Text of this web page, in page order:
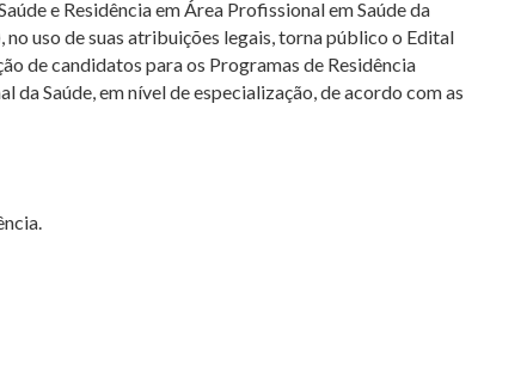
e Residência em Área Profissional em Saúde da
uso de suas atribuições legais, torna público o Edital
de candidatos para os Programas de Residência
Saúde, em nível de especialização, de acordo com as